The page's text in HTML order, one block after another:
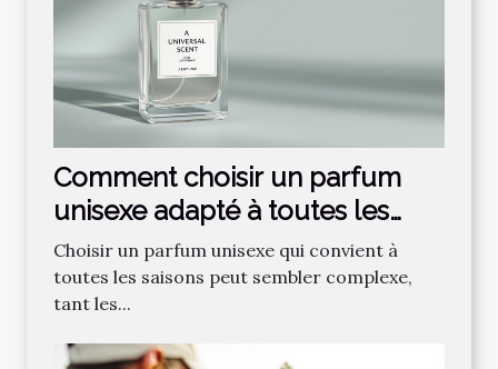
Comment choisir un parfum
unisexe adapté à toutes les
saisons ?
Choisir un parfum unisexe qui convient à
toutes les saisons peut sembler complexe,
tant les...